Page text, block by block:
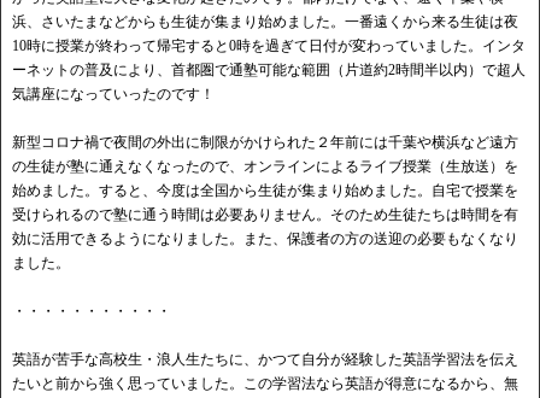
浜、さいたまなどからも生徒が集まり始めました。一番遠くから来る生徒は夜
10時に授業が終わって帰宅すると0時を過ぎて日付が変わっていました。インタ
ーネットの普及により、首都圏で通塾可能な範囲（片道約2時間半以内）で超人
気講座になっていったのです！
新型コロナ禍で夜間の外出に制限がかけられた２年前には千葉や横浜など遠方
の生徒が塾に通えなくなったので、オンラインによるライブ授業（生放送）を
始めました。すると、今度は全国から生徒が集まり始めました。自宅で授業を
受けられるので塾に通う時間は必要ありません。そのため生徒たちは時間を有
効に活用できるようになりました。また、保護者の方の送迎の必要もなくなり
ました。
・・・・・・・・・・・
英語が苦手な高校生・浪人生たちに、かつて自分が経験した英語学習法を伝え
たいと前から強く思っていました。この学習法なら英語が得意になるから、無